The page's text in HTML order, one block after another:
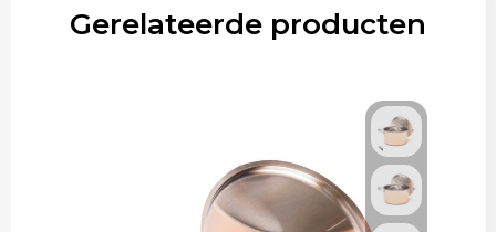
Gerelateerde producten